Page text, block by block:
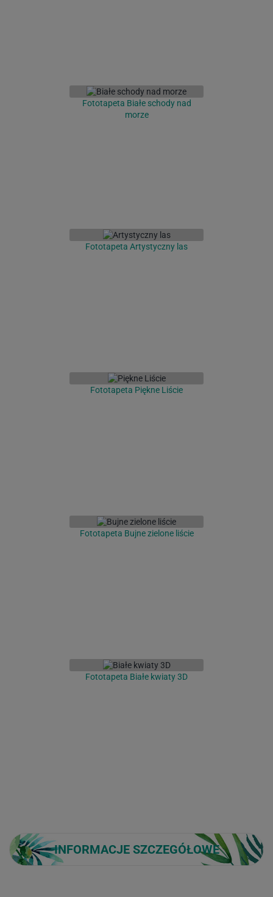
Fototapeta Białe schody nad
morze
Fototapeta Artystyczny las
Fototapeta Piękne Liście
Fototapeta Bujne zielone liście
Fototapeta Białe kwiaty 3D
INFORMACJE SZCZEGÓŁOWE